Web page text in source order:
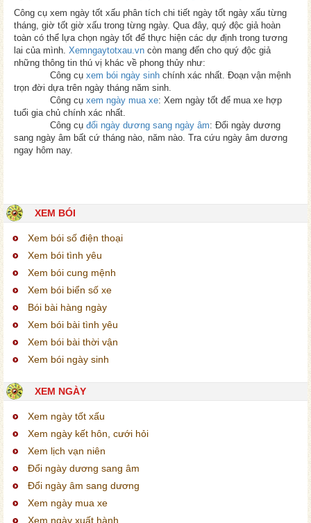
Công cụ xem ngày tốt xấu phân tích chi tiết ngày tốt ngày xấu từng
tháng, giờ tốt giờ xấu trong từng ngày. Qua đây, quý độc giả hoàn
toàn có thể lựa chọn ngày tốt để thực hiện các dự định trong tương
lai của mình. Xemngaytotxau.vn còn mang đến cho quý độc giả
những thông tin thú vị khác về phong thủy như:
Công cụ xem bói ngày sinh chính xác nhất. Đoạn vận mệnh
trọn đời dựa trên ngày tháng năm sinh.
Công cụ xem ngày mua xe: Xem ngày tốt để mua xe hợp
tuổi gia chủ chính xác nhất.
Công cụ đổi ngày dương sang ngày âm: Đổi ngày dương
sang ngày âm bất cứ tháng nào, năm nào. Tra cứu ngày âm dương
ngay hôm nay.
XEM BÓI
Xem bói số điện thoại
Xem bói tình yêu
Xem bói cung mệnh
Xem bói biển số xe
Bói bài hàng ngày
Xem bói bài tình yêu
Xem bói bài thời vận
Xem bói ngày sinh
XEM NGÀY
Xem ngày tốt xấu
Xem ngày kết hôn, cưới hỏi
Xem lịch vạn niên
Đổi ngày dương sang âm
Đổi ngày âm sang dương
Xem ngày mua xe
Xem ngày xuất hành